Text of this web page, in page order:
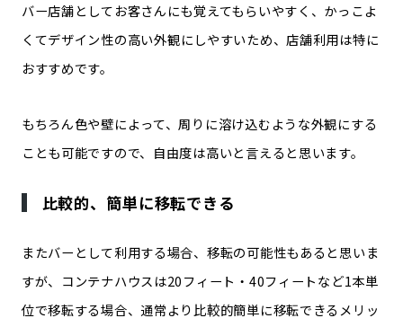
バー店舗としてお客さんにも覚えてもらいやすく、 かっこよ
くてデザイン性の高い外観にしやすいため、店舗利用は特に
おすすめです。
もちろん色や壁によって、周りに溶け込むような外観にする
ことも可能ですので、自由度は高いと言えると思います。
比較的、簡単に移転できる
またバーとして利用する場合、移転の可能性もあると思いま
すが、 コンテナハウスは20フィート・40フィートなど1本単
位で移転する場合、通常より比較的簡単に移転できるメリッ